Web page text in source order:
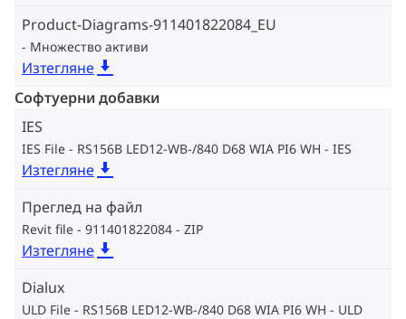
Product-Diagrams-911401822084_EU
Множество активи
Изтегляне
Софтуерни добавки
IES
IES File - RS156B LED12-WB-/840 D68 WIA PI6 WH IES
Изтегляне
Преглед на файл
Revit file - 911401822084 ZIP
Изтегляне
Dialux
ULD File - RS156B LED12-WB-/840 D68 WIA PI6 WH ULD